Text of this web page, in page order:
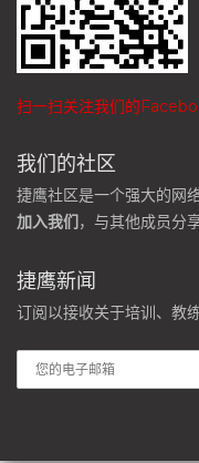
扫一扫关注我们的
我们的社区
捷鹰社区是一个强大的网络
加入我们，与其他成员分
捷鹰新闻
订阅以接收关于培训、教